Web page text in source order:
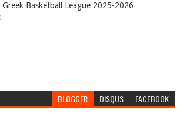
Basketball League 2025-2026
BLOGGER DISQUS FACEBOOK